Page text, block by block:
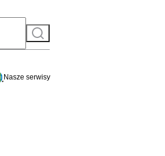
Szukaj
Nasze serwisy